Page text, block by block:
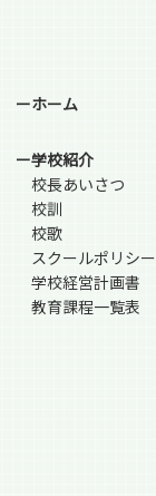
ーホーム
ー学校紹介
校長あいさつ
校訓
校歌
スクールポリシー
学校経営計画書
教育課程一覧表